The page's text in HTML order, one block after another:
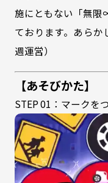
施にともない「無限
ております。あら
週運営）
【あそびかた】
STEP 01：マークを